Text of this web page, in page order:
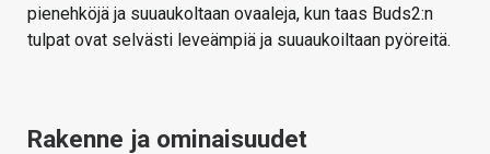
pienehköjä ja suuaukoltaan ovaaleja, kun taas Buds2:n
tulpat ovat selvästi leveämpiä ja suuaukoiltaan pyöreitä.
Rakenne ja ominaisuudet